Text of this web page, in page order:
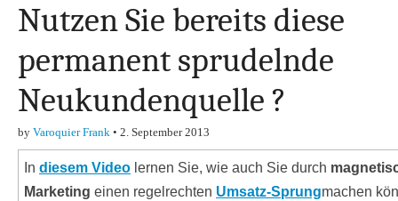
Finanzen,
Marketing-, Vertrieb-
& Investment-Tipps
Nutzen Sie bereits diese
permanent sprudelnde
Neukundenquelle ?
by Varoquier Frank • 2. September 2013
In diesem Video lernen Sie, wie auch Sie durch
Marketing einen regelrechten Umsatz-Sprungmachen